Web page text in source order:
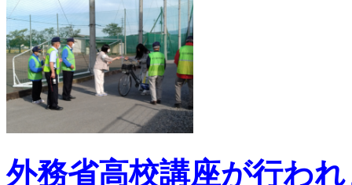
外務省高校講座が行わ